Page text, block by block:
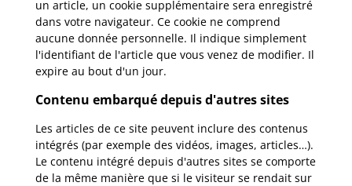
un article, un cookie supplémentaire sera enregistré
dans votre navigateur. Ce cookie ne comprend
aucune donnée personnelle. Il indique simplement
l'identifiant de l'article que vous venez de modifier. Il
expire au bout d'un jour.
Contenu embarqué depuis d'autres sites
Les articles de ce site peuvent inclure des contenus
intégrés (par exemple des vidéos, images, articles…).
Le contenu intégré depuis d'autres sites se comporte
de la même manière que si le visiteur se rendait sur